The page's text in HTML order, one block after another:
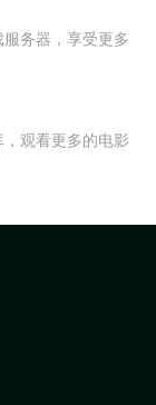
务器，享受更多
观看更多的电影